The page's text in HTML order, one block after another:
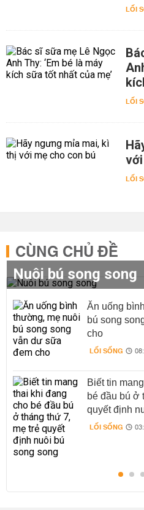
LỐI
LỐI
LỐI
CÙNG CHỦ ĐỀ
Nuôi bú song song
Ăn uống
bú song
cho
LỐI SỐNG
Biết tin
bé đầu bú ở
quyết định
LỐI SỐNG